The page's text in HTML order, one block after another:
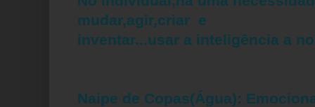
mudar,agir,criar e
inventar...usar a inteligência a
Naipe de Copas(Água):